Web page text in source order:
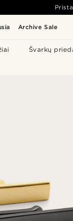
Archive Sale
Švarkų